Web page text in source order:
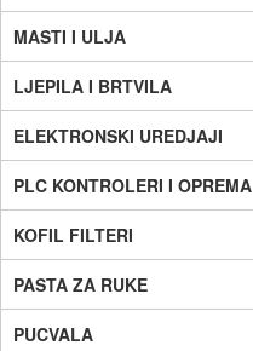
MASTI I ULJA
LJEPILA I BRTVILA
ELEKTRONSKI UREDJAJI
PLC KONTROLERI I OPREMA
KOFIL FILTERI
PASTA ZA RUKE
PUCVALA